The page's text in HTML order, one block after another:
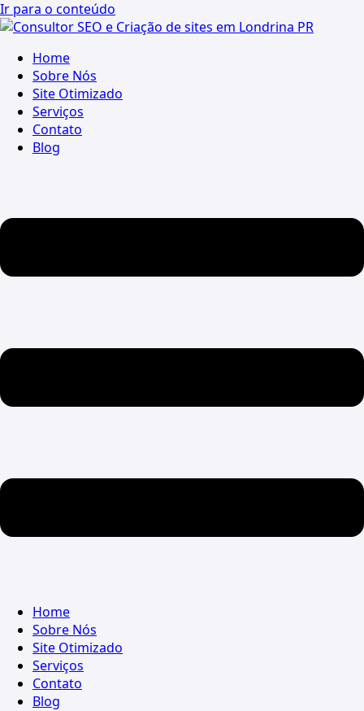
Ir para o conteúdo
Home
Sobre Nós
Site Otimizado
Serviços
Contato
Blog
Home
Sobre Nós
Site Otimizado
Serviços
Contato
Blog